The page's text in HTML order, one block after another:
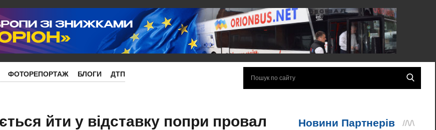
ФОТОРЕПОРТАЖ БЛОГИ ДТП
йти у відставку попри провал